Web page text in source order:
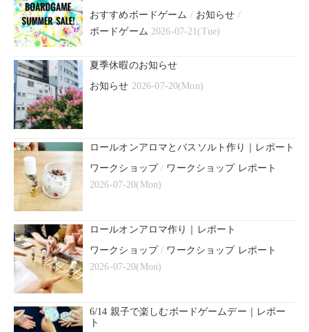
おすすめボードゲーム / お知らせ /
ボードゲーム 2026-07-21(Tue)
夏季休暇のお知らせ
お知らせ 2026-07-20(Mon)
ロールオンアロマとバスソルト作り｜レポート
ワークショップ/ ワークショップ レポート
2026-07-20(Mon)
ロールオンアロマ作り｜レポート
ワークショップ/ ワークショップ レポート
2026-07-20(Mon)
6/14 親子で楽しむボードゲームデー｜レポー
ト